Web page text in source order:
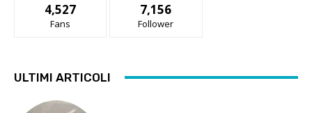
4,527
Fans
7,156
Follower
ULTIMI ARTICOLI